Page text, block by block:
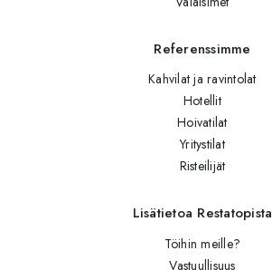
Referenssimme
Kahvilat ja ravintolat
Hotellit
Hoivatilat
Yritystilat
Risteilijät
Lisätietoa Restatopista
Töihin meille?
Vastuullisuus